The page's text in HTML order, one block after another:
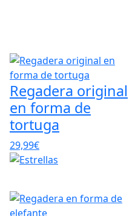
Regadera original
en forma de
tortuga
29,99€